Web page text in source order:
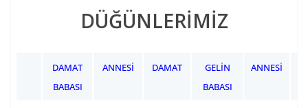
DÜĞÜNLERİMİZ
DAMAT
BABASI
ANNESI DAMAT
GELIN
BABASI
ANNESI